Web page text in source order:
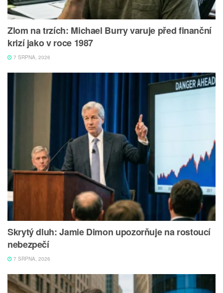
Zlom na trzích: Michael Burry varuje před finanční
krizí jako v roce 1987
7 SRPNA, 2026
Skrytý dluh: Jamie Dimon upozorňuje na rostoucí
nebezpečí
7 SRPNA, 2026